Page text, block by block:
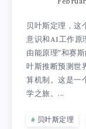
贝叶斯定理，这
意识和AI工作原
由能原理”和赛
叶斯推断预测世
算机制。这是一
学之旅。...
贝叶斯定理